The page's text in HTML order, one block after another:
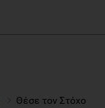
Θέσε τον Στόχο